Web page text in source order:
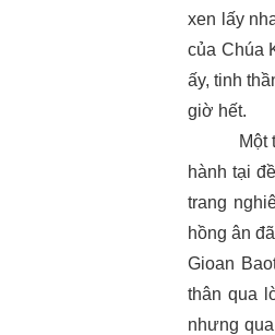
xen lấy
của Chúa
ấy, tinh
giờ hết.
Một
hành tại
trang
hồng ân
Gioan
thân qua
nhưng